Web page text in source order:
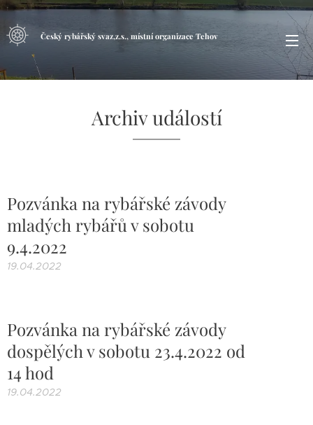
Český rybářský svaz,z.s., místní organizace Tehov
Archiv událostí
Pozvánka na rybářské závody
mladých rybářů v sobotu
9.4.2022
19.04.2022
Pozvánka na rybářské závody
dospělých v sobotu 23.4.2022 od
14 hod
19.04.2022